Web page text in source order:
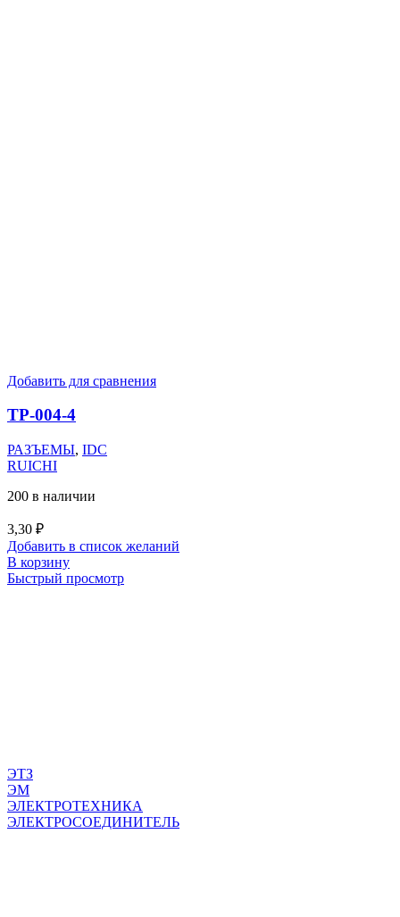
Добавить для сравнения
ТР-004-4
РАЗЪЕМЫ, IDC
RUICHI
200 в наличии
3,30 ₽
Добавить в список желаний
В корзину
Быстрый просмотр
ЭТЗ
ЭМ
ЭЛЕКТРОТЕХНИКА
ЭЛЕКТРОСОЕДИНИТЕЛЬ